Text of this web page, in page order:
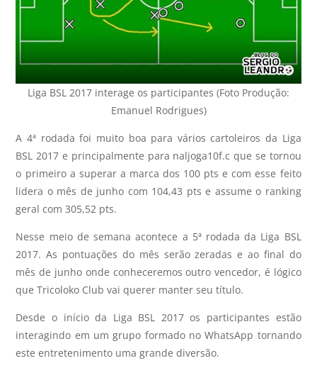
Liga BSL 2017 interage os participantes (Foto Produção:
Emanuel Rodrigues)
A 4ª rodada foi muito boa para vários cartoleiros da Liga
BSL 2017 e principalmente para naljoga10f.c que se tornou
o primeiro a superar a marca dos 100 pts e com esse feito
lidera o mês de junho com 104,43 pts e assume o ranking
geral com 305,52 pts.
Nesse meio de semana acontece a 5ª rodada da Liga BSL
2017. As pontuações do mês serão zeradas e ao final do
mês de junho onde conheceremos outro vencedor, é lógico
que Tricoloko Club vai querer manter seu título.
Desde o início da Liga BSL 2017 os participantes estão
interagindo em um grupo formado no WhatsApp tornando
este entretenimento uma grande diversão.